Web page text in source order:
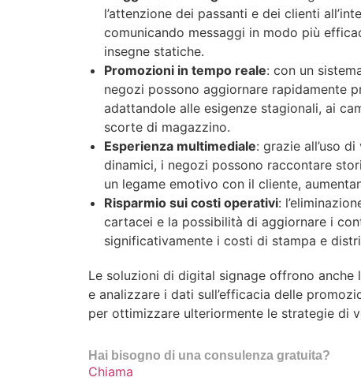
l’attenzione dei passanti e dei clienti
comunicando messaggi in modo più
insegne statiche.
Promozioni in tempo reale: con un
negozi possono aggiornare rapidamente
adattandole alle esigenze stagionali, ai
scorte di magazzino.
Esperienza multimediale: grazie all’uso
dinamici, i negozi possono raccontare
un legame emotivo con il cliente,
Risparmio sui costi operativi:
cartacei e la possibilità di aggiornare i
significativamente i costi di stampa e
Le soluzioni di digital signage offrono
e analizzare i dati sull’efficacia delle
per ottimizzare ulteriormente le strategie di
Hai bisogno di una consulenza gratuita?
Chiama